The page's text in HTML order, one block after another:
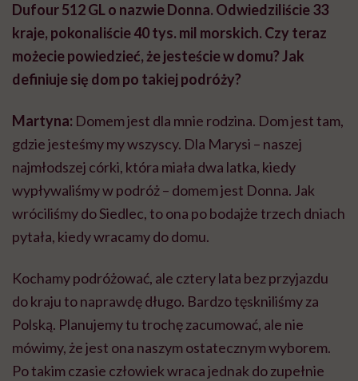
Dufour 512 GL o nazwie Donna. Odwiedziliście 33
kraje, pokonaliście 40 tys. mil morskich. Czy teraz
możecie powiedzieć, że jesteście w domu? Jak
definiuje się dom po takiej podróży?
Martyna: Domem jest dla mnie rodzina. Dom jest tam,
gdzie jesteśmy my wszyscy. Dla Marysi – naszej
najmłodszej córki, która miała dwa latka, kiedy
wypływaliśmy w podróż – domem jest Donna. Jak
wróciliśmy do Siedlec, to ona po bodajże trzech dniach
pytała, kiedy wracamy do domu.
Kochamy podróżować, ale cztery lata bez przyjazdu
do kraju to naprawdę długo. Bardzo tęskniliśmy za
Polską. Planujemy tu trochę zacumować, ale nie
mówimy, że jest ona naszym ostatecznym wyborem.
Po takim czasie człowiek wraca jednak do zupełnie